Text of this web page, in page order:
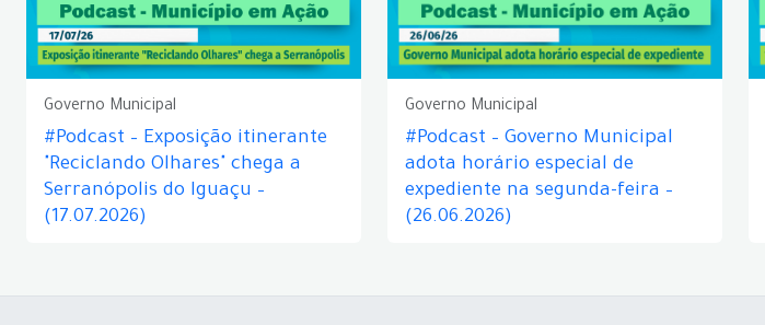
Governo Municipal
#Podcast – Exposição itinerante
"Reciclando Olhares" chega a
Serranópolis do Iguaçu –
(17.07.2026)
Governo Municipal
#Podcast – Governo Municipal
adota horário especial de
expediente na segunda-feira –
(26.06.2026)